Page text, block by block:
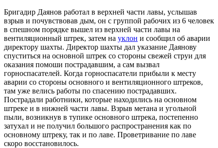
Бригадир Даянов работал в верхней части лавы, услышав
взрыв и почувствовав дым, он с группой рабочих из 6 человек
в спешном порядке вышел из верхней части лавы на
вентиляционный штрек, затем на уклон и сообщил об аварии
директору шахты. Директор шахты дал указание Даянову
спуститься на основной штрек со стороны свежей струи для
оказания помоши пострадавшим, а сам вызвал
горноспасателей. Когда горноспасатели прибыли к месту
аварии со стороны основного и вентиляционного штреков,
там уже велись работы по спасению пострадавших.
Пострадали работники, которые находились на основном
штреке и в нижней части лавы. Взрыв метана и угольной
пыли, возникнув в тупике основного штрека, постепенно
затухал и не получил большого распространения как по
основному штреку, так и по лаве. Проветривание по лаве
скоро восстановилось.